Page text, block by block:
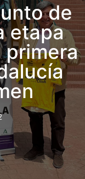
de
etapa
primera